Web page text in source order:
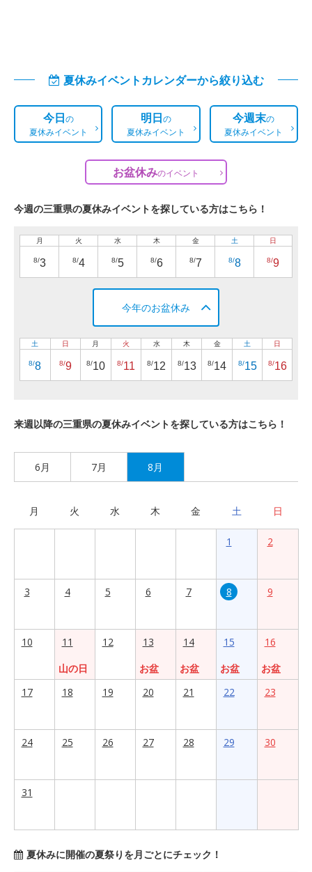
夏休みイベントカレンダーから絞り込む
今日の
夏休みイベント
明日の
夏休みイベント
今週末の
夏休みイベント
お盆休みのイベント
今週の三重県の夏休みイベントを探している方はこちら！
月
8/3
火
8/4
水
8/5
木
8/6
金
8/7
土
8/8
日
8/9
今年のお盆休み
土
8/8
日
8/9
月
8/10
火
8/11
水
8/12
木
8/13
金
8/14
土
8/15
日
8/16
来週以降の三重県の夏休みイベントを探している方はこちら！
6月 7月 8月
月 火 水 木 金 土 日
1 2
3 4 5 6 7 8 9
10
11
山の日
12
13
お盆
14
お盆
15
お盆
16
お盆
17
18 19 20 21 22 23
24 25 26 27 28 29 30
31
夏休みに開催の夏祭りを月ごとにチェック！